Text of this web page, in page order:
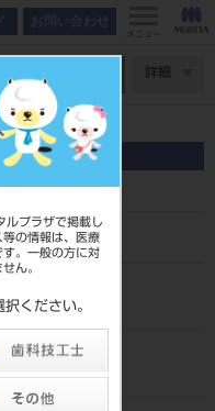
ルプラザで掲載し
等の情報は、医療
。一般の方に対
ん。
ください。
お問い合わせ
メニュー
詳細
型 7入 1Lr
1Lr
EANコード